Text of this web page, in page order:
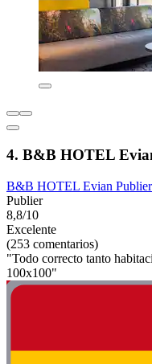
4. B&B HOTEL
B&B HOTEL Evian Publier
Publier
8,8/10
Excelente
(253 comentarios)
"Todo correcto tanto
100x100"